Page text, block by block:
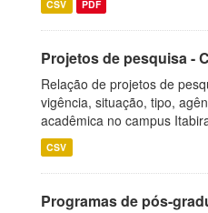
CSV PDF
Projetos de pesquisa -
Relação de projetos de
vigência, situação, tipo,
acadêmica no campus
CSV
Programas de pós-